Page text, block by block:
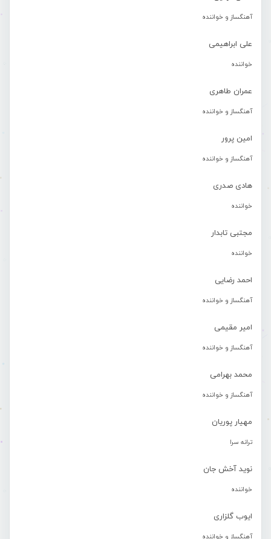
آهنگساز و خواننده
علی ابراهیمی
خواننده
عمران طاهری
آهنگساز و خواننده
امین پرور
آهنگساز و خواننده
هادی صدری
خواننده
مجتبی تابدار
خواننده
احمد رضایی
آهنگساز و خواننده
امیر مقیمی
آهنگساز و خواننده
محمد بهرامی
آهنگساز و خواننده
مهیار پوریان
ترانه سرا
نوید آخش جان
خواننده
ایوب گلزاری
آهنگساز و خواننده